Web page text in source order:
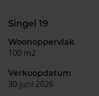
Singel 19
Woonoppervlak
100 m2
Verkoopdatum
30 juni 2026